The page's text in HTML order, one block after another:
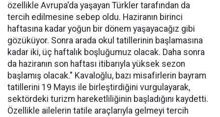
özellikle Avrupa'da yaşayan Türkler tarafından da
tercih edilmesine sebep oldu. Haziranın birinci
haftasına kadar yoğun bir dönem yaşayacağız gibi
gözüküyor. Sonra arada okul tatillerinin başlamasına
kadar iki, üç haftalık boşluğumuz olacak. Daha sonra
da haziranın son haftası itibarıyla yüksek sezon
başlamış olacak." Kavaloğlu, bazı misafirlerin bayram
tatillerini 19 Mayıs ile birleştirdiğini vurgulayarak,
sektördeki turizm hareketliliğinin başladığını kaydetti.
Özellikle ailelerin tatile araçlarıyla gelmeyi tercih